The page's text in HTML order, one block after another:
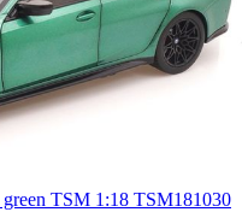
TSM 1:18 TSM181030